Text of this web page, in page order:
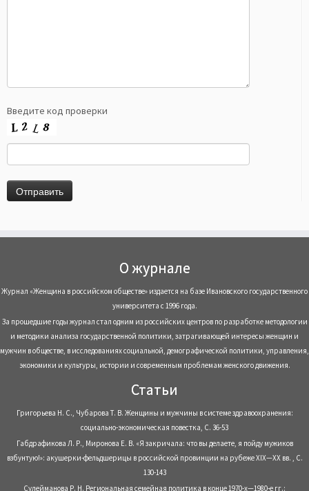
Введите код проверки
О журнале
Журнал «Женщина в российском обществе» издается на базе Ивановского государственного
университета с 1996 года.
За прошедшие годы журнал стал одним из российских центров по разработке методологии
и методики анализа государственной политики, затрагивающей интересы женщин и
мужчин в обществе, в исследованиях социальной, демографической политики, управления,
экономики и культуры, истории и современным проблемам женского движения.
Статьи
Григорьева Н. С., Чубарова Т. В. Женщины и мужчины в системе здравоохранения:
социально-экономическая повестка, С. 36-53
Габдрафикова Л. Р., Миронова Е. В. «Я закричала: что вы делаете, я пойду мужиков
взбунтую!»: акушерки-фельдшерицы в российской провинции на рубеже XIX—XX вв. , С.
130-143
Сулейманова Р. Н. Региональная семейная политика в конце 1970-х—1980-е гг.: